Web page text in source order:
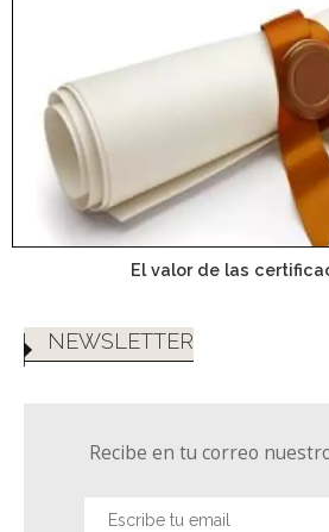
El valor de las
NEWSLETTER
Recibe en tu correo